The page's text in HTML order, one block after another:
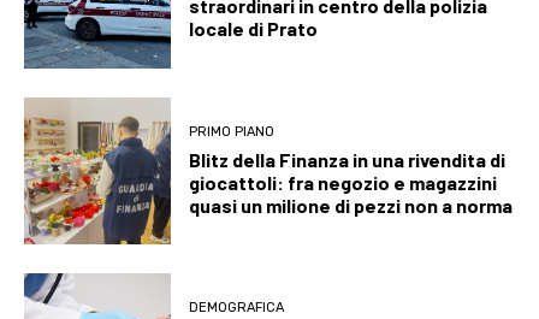
straordinari in centro della polizia
locale di Prato
PRIMO PIANO
Blitz della Finanza in una rivendita di
giocattoli: fra negozio e magazzini
quasi un milione di pezzi non a norma
DEMOGRAFICA